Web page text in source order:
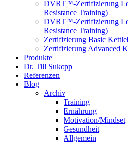
DVRT™-Zertifizierung
Resistance Training)
DVRT™-Zertifizierung
Resistance Training)
Zertifizierung Basic
Zertifizierung Advanced
Produkte
Dr. Till Sukopp
Referenzen
Blog
Archiv
Training
Ernährung
Motivation/Mindset
Gesundheit
Allgemein